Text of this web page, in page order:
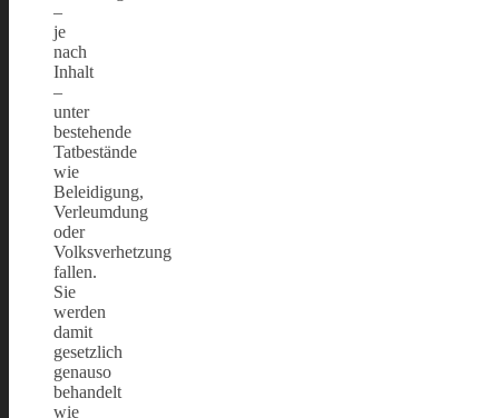
–
je
nach
Inhalt
–
unter
bestehende
Tatbestände
wie
Beleidigung,
Verleumdung
oder
Volksverhetzung
fallen.
Sie
werden
damit
gesetzlich
genauso
behandelt
wie